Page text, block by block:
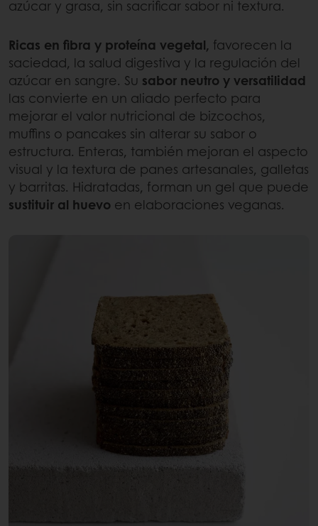
azúcar y grasa, sin sacrificar sabor ni textura.
Ricas en fibra y proteína vegetal, favorecen la
saciedad, la salud digestiva y la regulación del
azúcar en sangre. Su sabor neutro y versatilidad
las convierte en un aliado perfecto para
mejorar el valor nutricional de bizcochos,
muffins o pancakes sin alterar su sabor o
estructura. Enteras, también mejoran el aspecto
visual y la textura de panes artesanales, galletas
y barritas. Hidratadas, forman un gel que puede
sustituir al huevo en elaboraciones veganas.